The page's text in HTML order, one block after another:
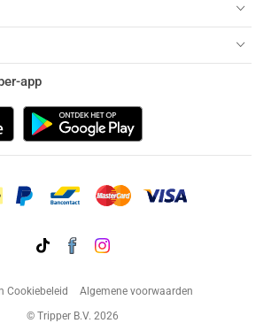
app
Cookiebeleid
Algemene voorwaarden
© Tripper B.V. 2026